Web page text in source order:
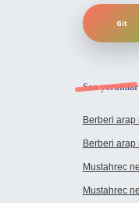
Son yorumlar
Berberi arap
Berberi arap
Mustahrec
Mustahrec